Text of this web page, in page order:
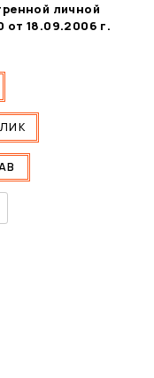
личной
от 18.09.2006 г.